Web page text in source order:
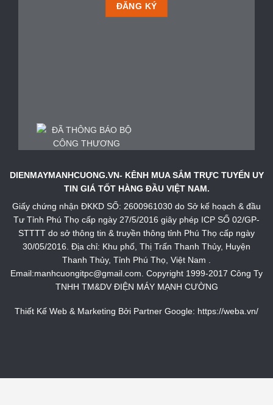
DIENMAYMANHCUONG.VN- KÊNH MUA SẮM TRỰC TUYẾN UY
TIN GIÁ TỐT HÀNG ĐẦU VIỆT NAM.
Giấy chứng nhận ĐKKD SỐ: 2600961030 do Sở kế hoạch & đầu
Tư Tỉnh Phú Thọ cấp ngày 27/5/2016 giây phép ICP SỐ 02/GP-
STTTT do sở thông tin & truyền thông tỉnh Phú Thọ cấp ngày
30/05/2016. Địa chỉ: Khu phố, Thị Trấn Thanh Thủy, Huyện
Thanh Thủy, Tỉnh Phú Thọ, Việt Nam .
Email:manhcuongitpc@gmail.com. Copyright 1999-2017 Công Ty
TNHH TM&DV ĐIỆN MÁY MẠNH CƯỜNG
Thiết Kế Web & Marketing Bởi Partner Google: https://weba.vn/